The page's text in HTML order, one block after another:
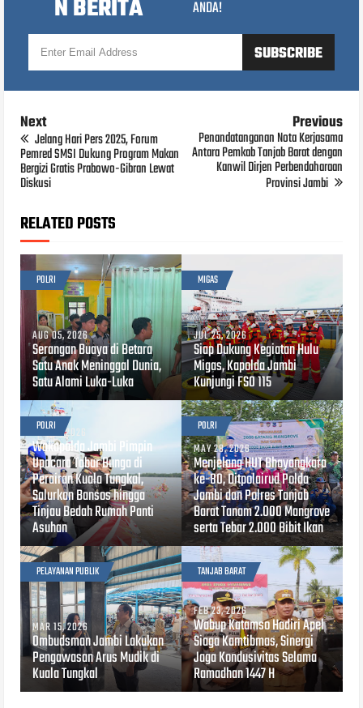
N BERITA ANDA!
Next
Jelang Hari Pers 2025, Forum
Pemred SMSI Dukung Program Makan
Bergizi Gratis Prabowo-Gibran Lewat
Diskusi
Previous
Penandatanganan Nota Kerjasama
Antara Pemkab Tanjab Barat dengan
Kanwil Dirjen Perbendaharaan
Provinsi Jambi
RELATED POSTS
POLRI
AUG 05, 2026
Serangan Buaya di Betara
Satu Anak Meninggal Dunia,
Satu Alami Luka-Luka
MIGAS
JUL 25, 2026
Siap Dukung Kegiatan Hulu
Migas, Kapolda Jambi
Kunjungi FSO 115
POLRI
JUN 24, 2026
Wakapolda Jambi Pimpin
Upacara Tabur Bunga di
Perairan Kuala Tungkal,
Salurkan Bansos hingga
Tinjau Bedah Rumah Panti
Asuhan
POLRI
MAY 28, 2026
Menjelang HUT Bhayangkara
ke-80, Ditpolairud Polda
Jambi dan Polres Tanjab
Barat Tanam 2.000 Mangrove
serta Tebar 2.000 Bibit Ikan
PELAYANAN PUBLIK
MAR 15, 2026
Ombudsman Jambi Lakukan
Pengawasan Arus Mudik di
Kuala Tungkal
TANJAB BARAT
FEB 23, 2026
Wabup Katamso Hadiri Apel
Siaga Kamtibmas, Sinergi
Jaga Kondusivitas Selama
Ramadhan 1447 H